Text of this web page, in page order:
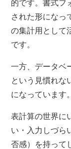
的です。書式フ
された形になっ
の集計用として
です。
一方、データベ
という見慣れな
になっています。
表計算の世界に
い・入力しづら
否感）を持って